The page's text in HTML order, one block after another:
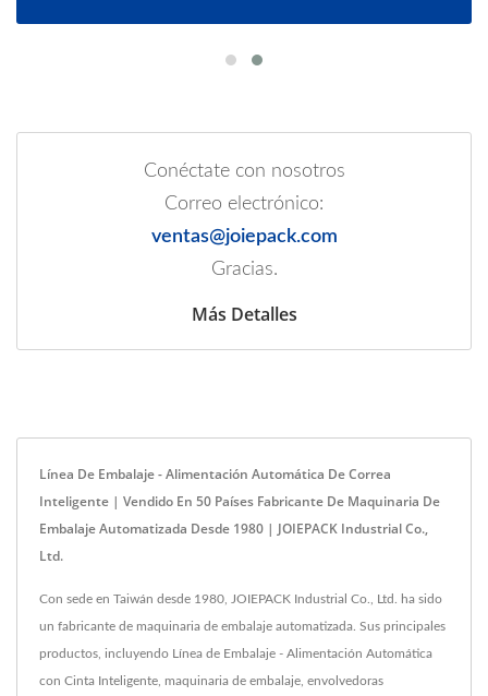
Conéctate con nosotros
Correo electrónico:
ventas@joiepack.com
Gracias.
Más Detalles
Línea De Embalaje - Alimentación Automática De Correa
Inteligente | Vendido En 50 Países Fabricante De Maquinaria De
Embalaje Automatizada Desde 1980 | JOIEPACK Industrial Co.,
Ltd.
Con sede en Taiwán desde 1980, JOIEPACK Industrial Co., Ltd. ha sido
un fabricante de maquinaria de embalaje automatizada. Sus principales
productos, incluyendo Línea de Embalaje - Alimentación Automática
con Cinta Inteligente, maquinaria de embalaje, envolvedoras